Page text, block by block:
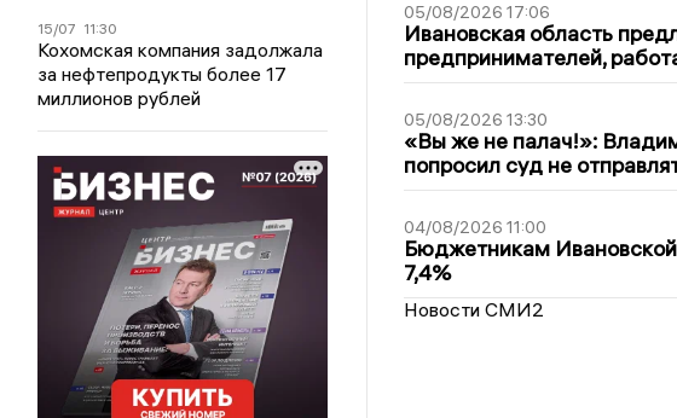
15/07 11:30
Кохомская компания задолжала
за нефтепродукты более 17
миллионов рублей
05/08/2026 17:06
Ивановская область
предпринимателей,
05/08/2026 13:30
«Вы же не палач!»:
попросил суд не
04/08/2026 11:00
Бюджетникам
7,4%
Новости СМИ2